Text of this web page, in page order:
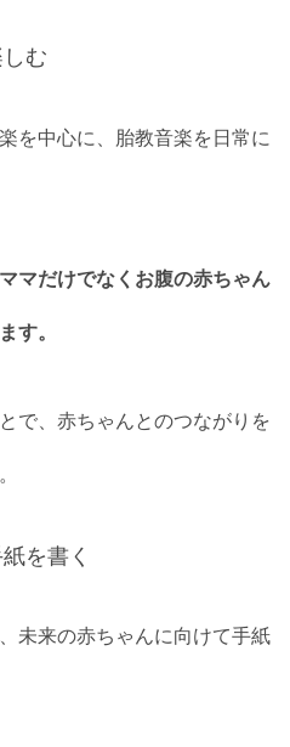
む
を中心に、胎教音楽を日常に
マだけでなくお腹の赤ちゃん
す。
で、赤ちゃんとのつながりを
を書く
未来の赤ちゃんに向けて手紙